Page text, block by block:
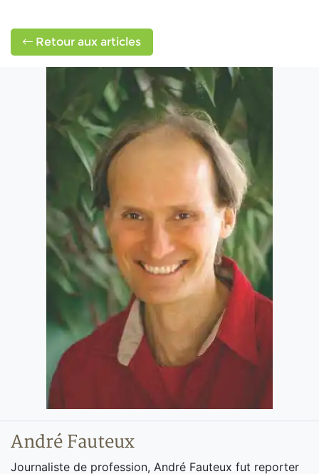
Retour aux articles
André Fauteux
Journaliste de profession, André Fauteux fut reporter